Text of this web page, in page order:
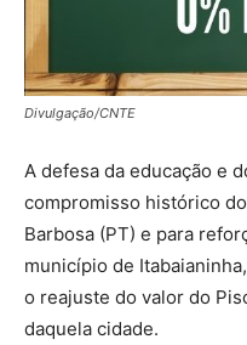
Divulgação/CNTE
A defesa da educação e
compromisso histórico
Barbosa (PT) e para
município de
o reajuste do valor do
daquela cidade.